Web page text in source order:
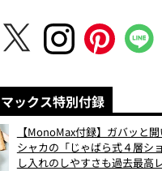
ックス特別付録
【MonoMax付録】ガバッと
シャカの「じゃばら式４層シ
し入れのしやすさも過去最高